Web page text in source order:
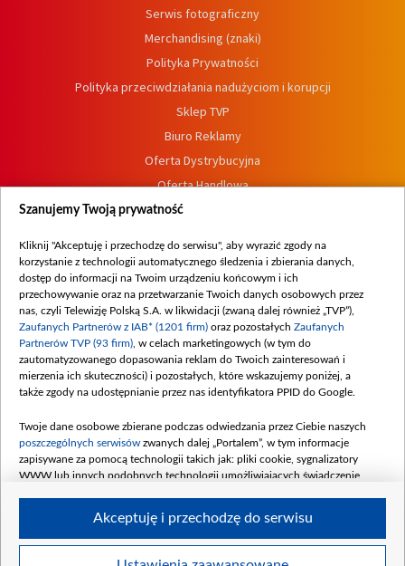
Serwis fotograficzny
Merchandising (znaki)
Polityka Prywatności
Polityka przeciwdziałania nadużyciom i korupcji
Sklep TVP
Biuro Reklamy
Oferta Dystrybucyjna
Oferta Handlowa
Dostępność
Procedura zgłoszeń wewnętrznych
Szanujemy Twoją prywatność
Kliknij "Akceptuję i przechodzę do serwisu", aby wyrazić zgody na
korzystanie z technologii automatycznego śledzenia i zbierania danych,
dostęp do informacji na Twoim urządzeniu końcowym i ich
przechowywanie oraz na przetwarzanie Twoich danych osobowych przez
nas, czyli Telewizję Polską S.A. w likwidacji (zwaną dalej również „TVP”),
Zaufanych Partnerów z IAB* (1201 firm) oraz pozostałych Zaufanych
Partnerów TVP (93 firm) , w celach marketingowych (w tym do
zautomatyzowanego dopasowania reklam do Twoich zainteresowań i
mierzenia ich skuteczności) i pozostałych, które wskazujemy poniżej, a
także zgody na udostępnianie przez nas identyfikatora PPID do Google.
Twoje dane osobowe zbierane podczas odwiedzania przez Ciebie naszych
poszczególnych serwisów zwanych dalej „Portalem”, w tym informacje
zapisywane za pomocą technologii takich jak: pliki cookie, sygnalizatory
WWW lub innych podobnych technologii umożliwiających świadczenie
Twoje dane osobowe zbierane podczas odwiedzania przez Ciebie
Akceptuję i przechodzę do serwisu